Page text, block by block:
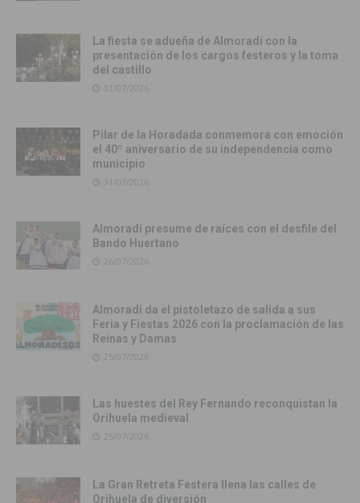
La fiesta se adueña de Almoradí con la
presentación de los cargos festeros y la toma
del castillo
31/07/2026
Pilar de la Horadada conmemora con emoción
el 40º aniversario de su independencia como
municipio
31/07/2026
Almoradí presume de raíces con el desfile del
Bando Huertano
26/07/2026
Almoradí da el pistoletazo de salida a sus
Feria y Fiestas 2026 con la proclamación de las
Reinas y Damas
25/07/2026
Las huestes del Rey Fernando reconquistan la
Orihuela medieval
25/07/2026
La Gran Retreta Festera llena las calles de
Orihuela de diversión